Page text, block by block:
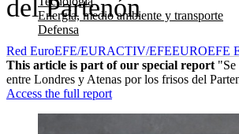
Energía, medio ambiente y transporte
Defensa
del Partenón
Red EuroEFE/EURACTIV/EFEEUROEFE
This article is part of our special report "Se
entre Londres y Atenas por los frisos del
Access the full report